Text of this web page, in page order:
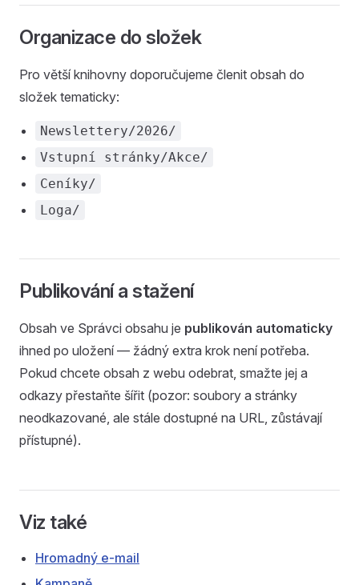
Organizace do složek
Pro větší knihovny doporučujeme členit obsah do
složek tematicky:
Newslettery/2026/
Vstupní stránky/Akce/
Ceníky/
Loga/
Publikování a stažení
Obsah ve Správci obsahu je publikován automaticky
ihned po uložení — žádný extra krok není potřeba.
Pokud chcete obsah z webu odebrat, smažte jej a
odkazy přestaňte šířit (pozor: soubory a stránky
neodkazované, ale stále dostupné na URL, zůstávají
přístupné).
Viz také
Hromadný e-mail